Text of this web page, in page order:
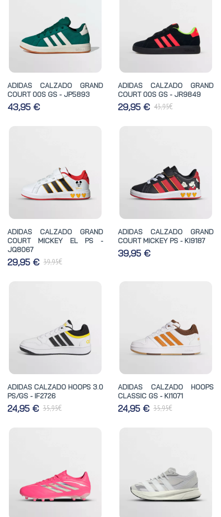
ADIDAS CALZADO GRAND
COURT 00S GS - JP5893
43,95 €
ADIDAS CALZADO GRAND
COURT 00S GS - JR9849
29,95 € 43,95€
ADIDAS CALZADO GRAND
COURT MICKEY EL PS -
JQ8067
29,95 € 39,95€
ADIDAS CALZADO GRAND
COURT MICKEY PS - KI9187
39,95 €
ADIDAS CALZADO HOOPS 3.0
PS/GS - IF2726
24,95 € 35,95€
ADIDAS CALZADO HOOPS
CLASSIC GS - KI1071
24,95 € 35,95€